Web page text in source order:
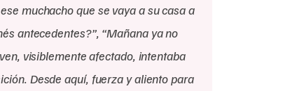
muchacho que se vaya a su casa a
antecedentes?”, “Mañana ya no
visiblemente afectado, intentaba
Desde aquí, fuerza y aliento para